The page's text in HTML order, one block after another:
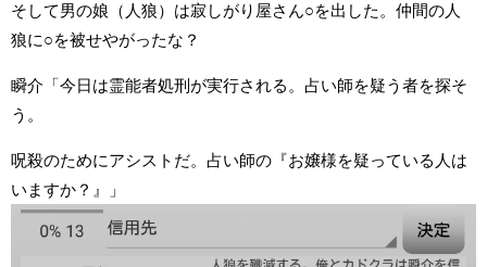
そして男の娘（人狼）は寂しがり屋さん○を出した。仲間の人
狼に○を被せやがったな？
瞬介「今日は霊能者処刑が実行される。占い師を疑う者を探そ
う。
呪殺のためにアシストだ。占い師の『お嬢様を疑っている人は
いますか？』」